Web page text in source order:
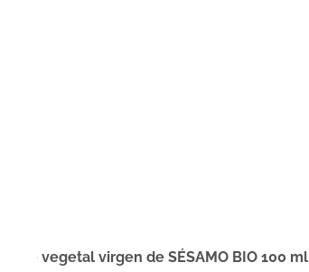
Aceite vegetal virgen de SÉSAMO BIO 100 ml